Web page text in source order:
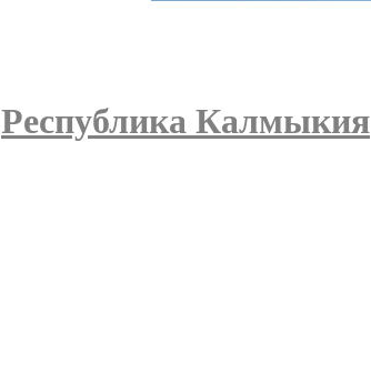
Республика Калмыкия